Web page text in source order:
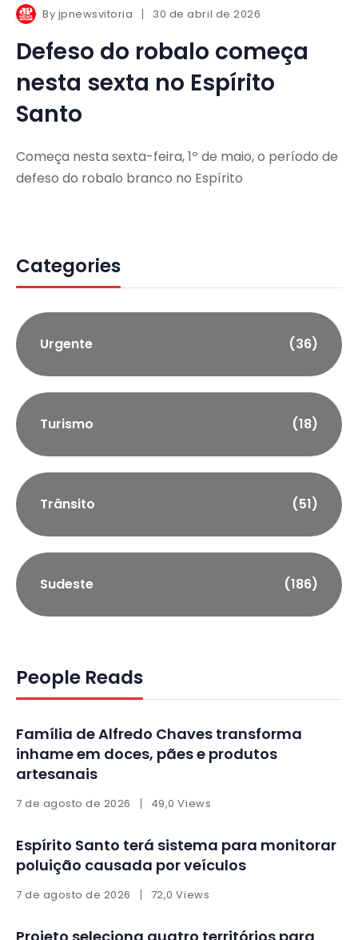
By jpnewsvitoria 30 de abril de 2026
Defeso do robalo começa
nesta sexta no Espírito
Santo
Começa nesta sexta-feira, 1º de maio, o período de
defeso do robalo branco no Espírito
Categories
Urgente (36)
Turismo (18)
Trânsito (51)
Sudeste (186)
People Reads
Família de Alfredo Chaves transforma
inhame em doces, pães e produtos
artesanais
7 de agosto de 2026 49,0 Views
Espírito Santo terá sistema para monitorar
poluição causada por veículos
7 de agosto de 2026 72,0 Views